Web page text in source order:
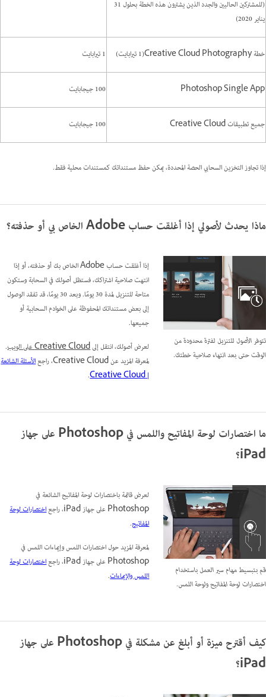
(للمشتركين الحاليين والجدد الذين يشترون هذه الخطة بحلول 31
يناير 2020)
خطة Creative Cloud Photography(1 تيرابايت) 1 تيرابايت
Photoshop Single App 100 جيجابايت
جميع تطبيقات Creative Cloud 100 جيجابايت
إذا تجاوز التخزين السحابي الحصة المحددة، يمكن حفظ مستنداتك كمستندات محلية فقط.
ماذا يحدث لأصولي إذا أغلقت حساب Adobe الخاص بي أو حذفته؟
تتوفر الأصول للتنزيل لفترة محدودة من
الوقت حتى بعد انتهاء صلاحية خطتك.
إذا أغلقت حساب Adobe الخاص بك أو حذفته، أو إذا
انتهت صلاحية اشتراكك، فستظل أصولك في السحابة وستكون
متاحة للتنزيل لمدة 30 يومًا. وبعد 30 يومًا، قد تفقد الوصول
إلى بعض مستنداتك المحفوظة على الخوادم السحابية أو
جميعها.
لعرض أصولك، انتقل إلىCreative Cloud على الويب
.
لمعرفة المزيد عن Creative Cloud، راجع
الأسئلة الشائعة
| Creative Cloud
.
ما اختصارات لوحة المفاتيح واللمس في Photoshop على جهاز
iPad؟
قم بتبسيط مهام سير العمل باستخدام
اختصارات لوحة المفاتيح ولوحة اللمس.
لعرض قائمة باختصارات لوحة المفاتيح الشائعة في
Photoshop على جهاز iPad، راجع
اختصارات لوحة
المفاتيح.
لمعرفة المزيد حول اختصارات اللمس وإيماءات اللمس في
Photoshop على جهاز iPad، راجع
اختصارات لوحة
اللمس والإيماءات.
كيف أقترح ميزة أو أبلغ عن مشكلة في Photoshop على جهاز
iPad؟